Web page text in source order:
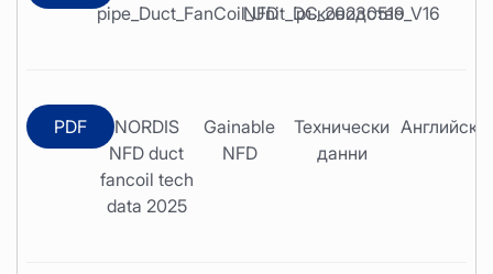
pipe_Duct_FanCoil_Unit_DC_20230519_V16
NFD
ръководство
PDF
NORDIS
NFD duct
fancoil tech
data 2025
Gainable
NFD
Технически
данни
Английски